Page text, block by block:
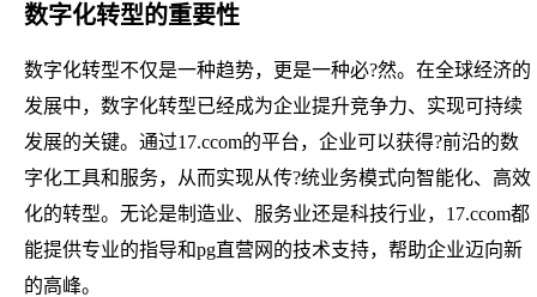
数字化转型的重要性
数字化转型不仅是一种趋势，更是一种必?然。在全球经济的
发展中，数字化转型已经成为企业提升竞争力、实现可持续
发展的关键。通过17.ccom的平台，企业可以获得?前沿的数
字化工具和服务，从而实现从传?统业务模式向智能化、高效
化的转型。无论是制造业、服务业还是科技行业，17.ccom都
能提供专业的指导和pg直营网的技术支持，帮助企业迈向新
的高峰。